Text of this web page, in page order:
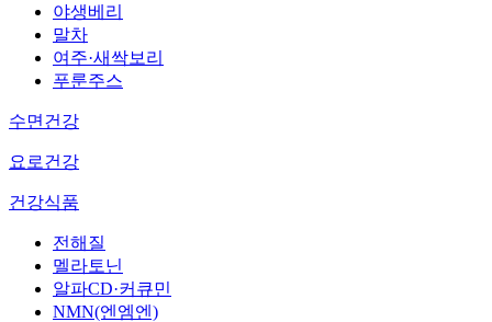
야생베리
말차
여주·새싹보리
푸룬주스
수면건강
요로건강
건강식품
전해질
멜라토닌
알파CD·커큐민
NMN(엔엠엔)